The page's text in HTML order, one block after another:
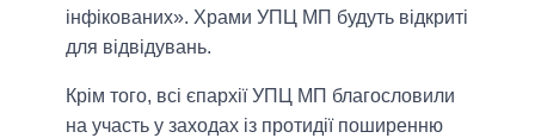
інфікованих». Храми УПЦ МП будуть відкриті
для відвідувань.
Крім того, всі єпархії УПЦ МП благословили
на участь у заходах із протидії поширенню